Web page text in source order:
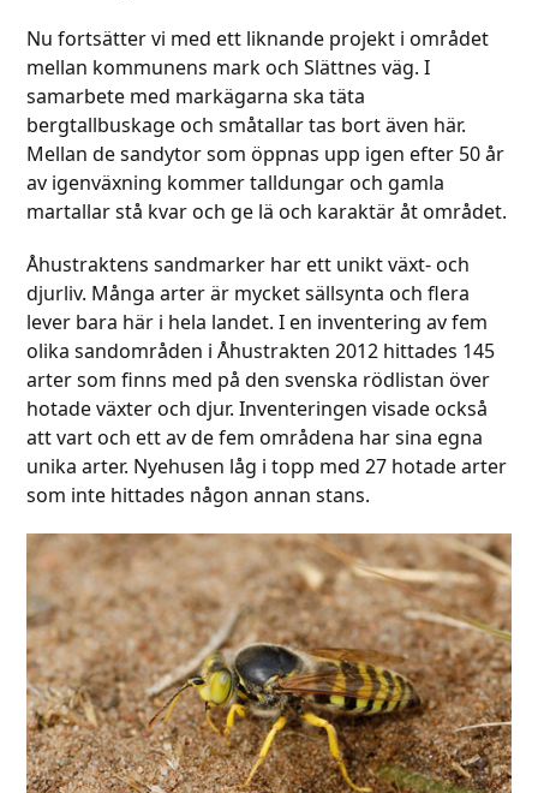
Nu fortsätter vi med ett liknande projekt i området
mellan kommunens mark och Slättnes väg. I
samarbete med markägarna ska täta
bergtallbuskage och småtallar tas bort även här.
Mellan de sandytor som öppnas upp igen efter 50 år
av igenväxning kommer talldungar och gamla
martallar stå kvar och ge lä och karaktär åt området.
Åhustraktens sandmarker har ett unikt växt- och
djurliv. Många arter är mycket sällsynta och flera
lever bara här i hela landet. I en inventering av fem
olika sandområden i Åhustrakten 2012 hittades 145
arter som finns med på den svenska rödlistan över
hotade växter och djur. Inventeringen visade också
att vart och ett av de fem områdena har sina egna
unika arter. Nyehusen låg i topp med 27 hotade arter
som inte hittades någon annan stans.